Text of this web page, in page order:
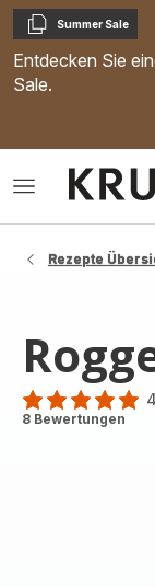
Kopieren
Summer Sale
Entdecken Sie
Sale.
Das
Rezepte
ratings.4.9
8 Bewertungen